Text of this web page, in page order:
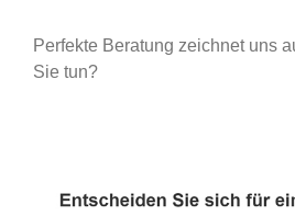
Perfekte Beratung zeichnet uns
Sie tun?